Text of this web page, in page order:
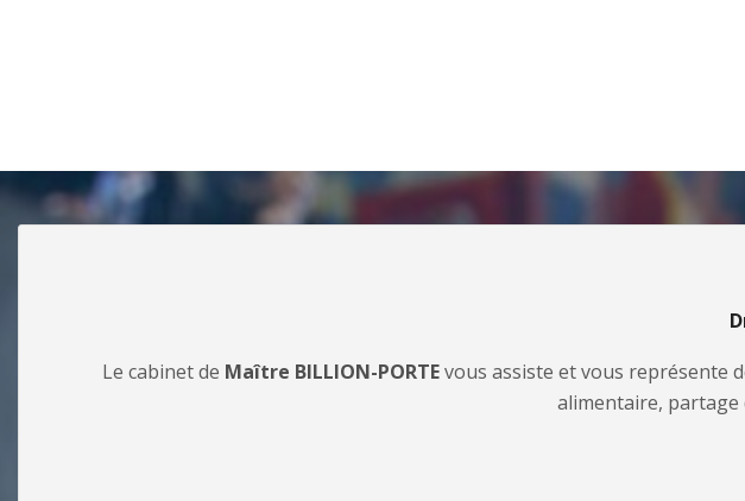
Le cabinet de Maître BILLION-PORTEvous assiste et vous représente
alimentaire, partage